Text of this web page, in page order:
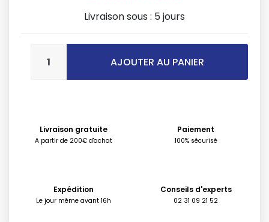
Livraison sous : 5 jours
AJOUTER AU PANIER
Livraison gratuite
A partir de 200€ d'achat
Paiement
100% sécurisé
Expédition
Le jour même avant 16h
Conseils d'experts
02 31 09 21 52